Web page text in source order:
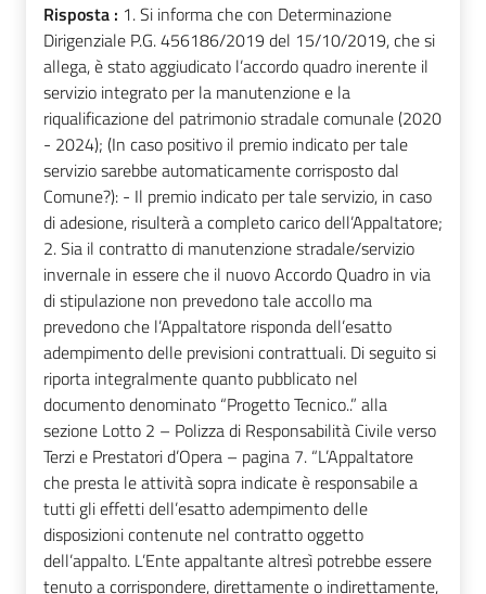
Risposta : 1. Si informa che con Determinazione
Dirigenziale P.G. 456186/2019 del 15/10/2019, che si
allega, è stato aggiudicato l’accordo quadro inerente il
servizio integrato per la manutenzione e la
riqualificazione del patrimonio stradale comunale (2020
- 2024); (In caso positivo il premio indicato per tale
servizio sarebbe automaticamente corrisposto dal
Comune?): - Il premio indicato per tale servizio, in caso
di adesione, risulterà a completo carico dell’Appaltatore;
2. Sia il contratto di manutenzione stradale/servizio
invernale in essere che il nuovo Accordo Quadro in via
di stipulazione non prevedono tale accollo ma
prevedono che l’Appaltatore risponda dell’esatto
adempimento delle previsioni contrattuali. Di seguito si
riporta integralmente quanto pubblicato nel
documento denominato “Progetto Tecnico..” alla
sezione Lotto 2 – Polizza di Responsabilità Civile verso
Terzi e Prestatori d’Opera – pagina 7. “L’Appaltatore
che presta le attività sopra indicate è responsabile a
tutti gli effetti dell’esatto adempimento delle
disposizioni contenute nel contratto oggetto
dell’appalto. L’Ente appaltante altresì potrebbe essere
tenuto a corrispondere, direttamente o indirettamente,